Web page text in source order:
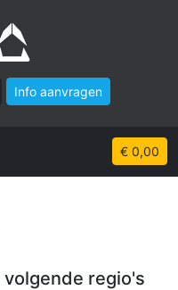
Info aanvragen
€ 0,00
regio's